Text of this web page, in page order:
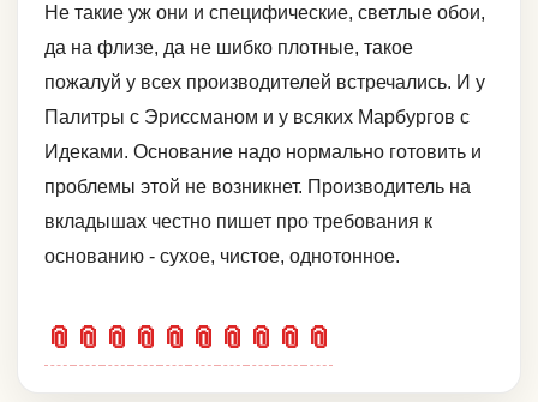
Не такие уж они и специфические, светлые обои,
да на флизе, да не шибко плотные, такое
пожалуй у всех производителей встречались. И у
Палитры с Эриссманом и у всяких Марбургов с
Идеками. Основание надо нормально готовить и
проблемы этой не возникнет. Производитель на
вкладышах честно пишет про требования к
основанию - сухое, чистое, однотонное.
📎 📎 📎 📎 📎 📎 📎 📎 📎 📎